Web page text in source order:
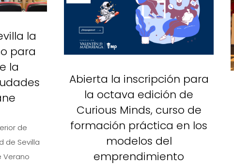
la
para
la
de
de Sevilla
Verano
Abierta la inscripción para
la octava edición de
Curious Minds, curso de
formación práctica en los
modelos del
emprendimiento